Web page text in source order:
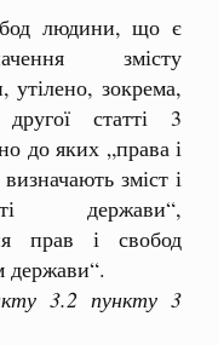
людини, що є
змісту
утілено, зокрема,
статті 3
до яких „права і
зміст і
держави“,
прав і свобод
держави“.
3.2 пункту 3